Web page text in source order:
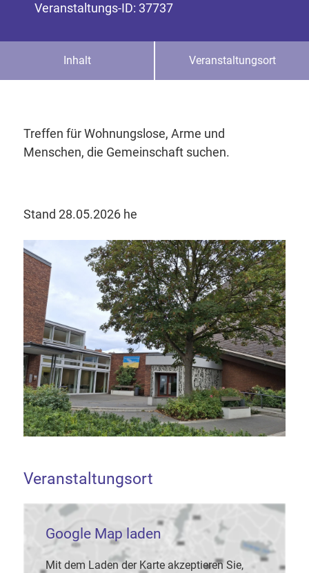
Veranstaltungs-ID: 37737
Inhalt Veranstaltungsort
Treffen für Wohnungslose, Arme und
Menschen, die Gemeinschaft suchen.
Stand 28.05.2026 he
Veranstaltungsort
Google Map laden
Mit dem Laden der Karte akzeptieren Sie,